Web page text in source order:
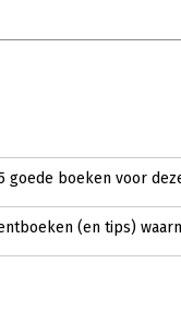
goede boeken voor
(en tips)